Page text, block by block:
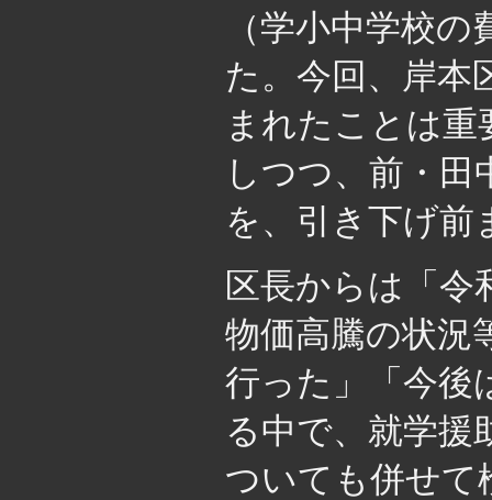
（学小中学校
た。今回、岸本
まれたことは
しつつ、前・田
を、引き下げ前
区長からは「令
物価高騰の状況
行った」「今後
る中で、就学援
ついても併せて